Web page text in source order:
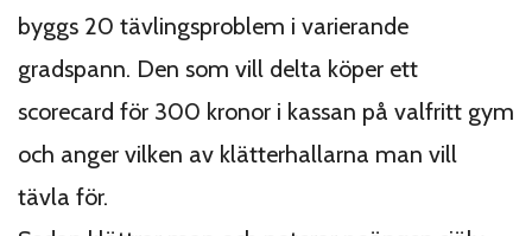
byggs 20 tävlingsproblem i varierande
gradspann. Den som vill delta köper ett
scorecard för 300 kronor i kassan på valfritt gym
och anger vilken av klätterhallarna man vill
tävla för.